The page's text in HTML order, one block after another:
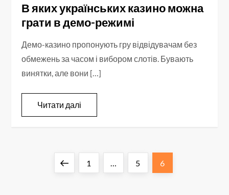
В яких українських казино можна
грати в демо-режимі
Демо-казино пропонують гру відвідувачам без
обмежень за часом і вибором слотів. Бувають
винятки, але вони […]
Читати далі
Попередня
Сторінка
1 … Сторінка
5 Сторінка
6